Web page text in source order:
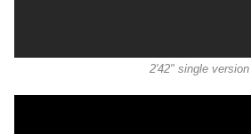
2'42" single version